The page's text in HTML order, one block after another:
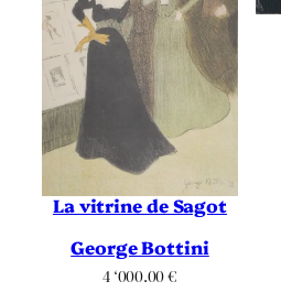
La vitrine de Sagot
George Bottini
4 ‘000.00€